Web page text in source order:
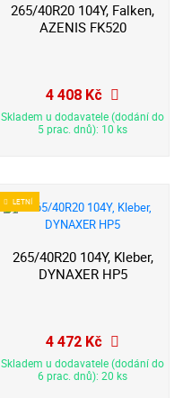
265/40R20 104Y, Falken,
AZENIS FK520
4 408 Kč
Skladem u dodavatele (dodání do
5 prac. dnů): 10 ks
LETNÍ
265/40R20 104Y, Kleber,
DYNAXER HP5
4 472 Kč
Skladem u dodavatele (dodání do
6 prac. dnů): 20 ks